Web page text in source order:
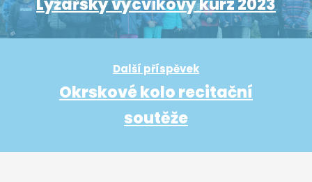
Lyžařský výcvikový kurz 2023
Další příspěvek
Okrskové kolo recitační
soutěže